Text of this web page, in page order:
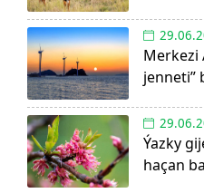
Merkezi
jenneti”
Ýazky
haçan